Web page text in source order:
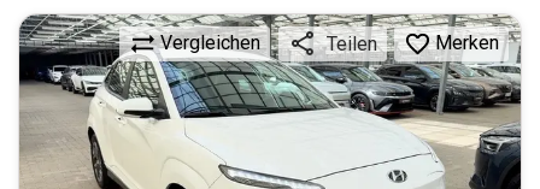
Vergleichen Teilen Merken